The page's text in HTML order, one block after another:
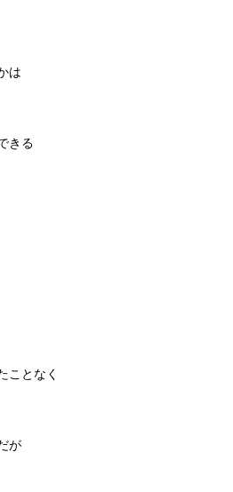
は
きる
ことなく
が